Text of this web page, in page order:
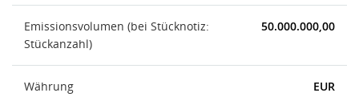
Emissionsvolumen (bei Stücknotiz:
Stückanzahl)
50.000.000,00
Währung EUR